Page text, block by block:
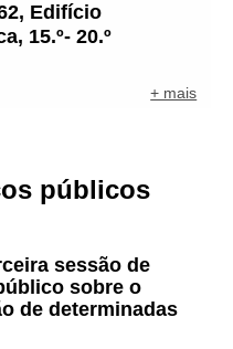
Edifício
15.º- 20.º
+ mais
públicos
sessão de
sobre o
de determinadas